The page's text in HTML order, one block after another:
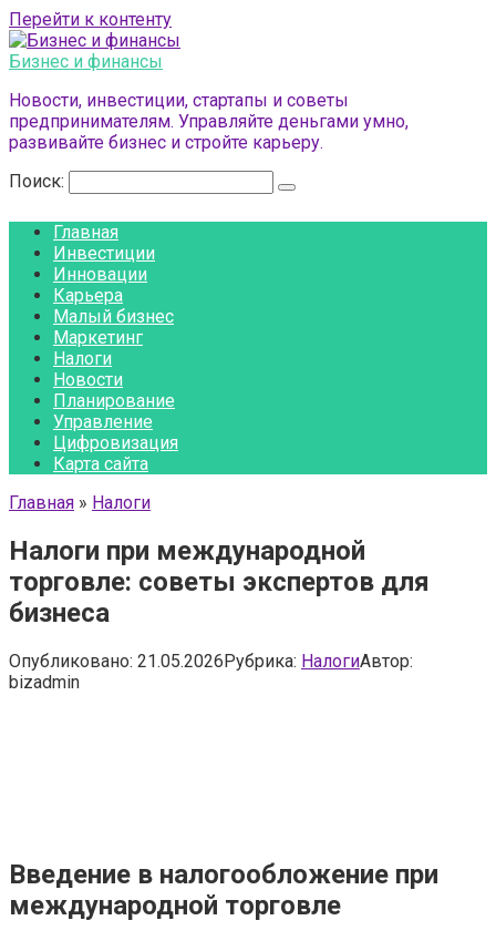
Перейти к контенту
Бизнес и финансы
Новости, инвестиции, стартапы и советы
предпринимателям. Управляйте деньгами умно,
развивайте бизнес и стройте карьеру.
Поиск:
Главная
Инвестиции
Инновации
Карьера
Малый бизнес
Маркетинг
Налоги
Новости
Планирование
Управление
Цифровизация
Карта сайта
Главная » Налоги
Налоги при международной
торговле: советы экспертов для
бизнеса
Опубликовано: 21.05.2026Рубрика: НалогиАвтор:
bizadmin
Введение в налогообложение при
международной торговле